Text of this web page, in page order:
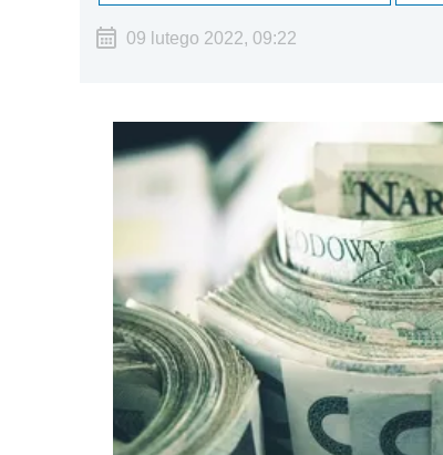
09 lutego 2022, 09:22